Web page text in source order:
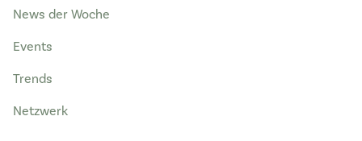
News der Woche
Events
Trends
Netzwerk